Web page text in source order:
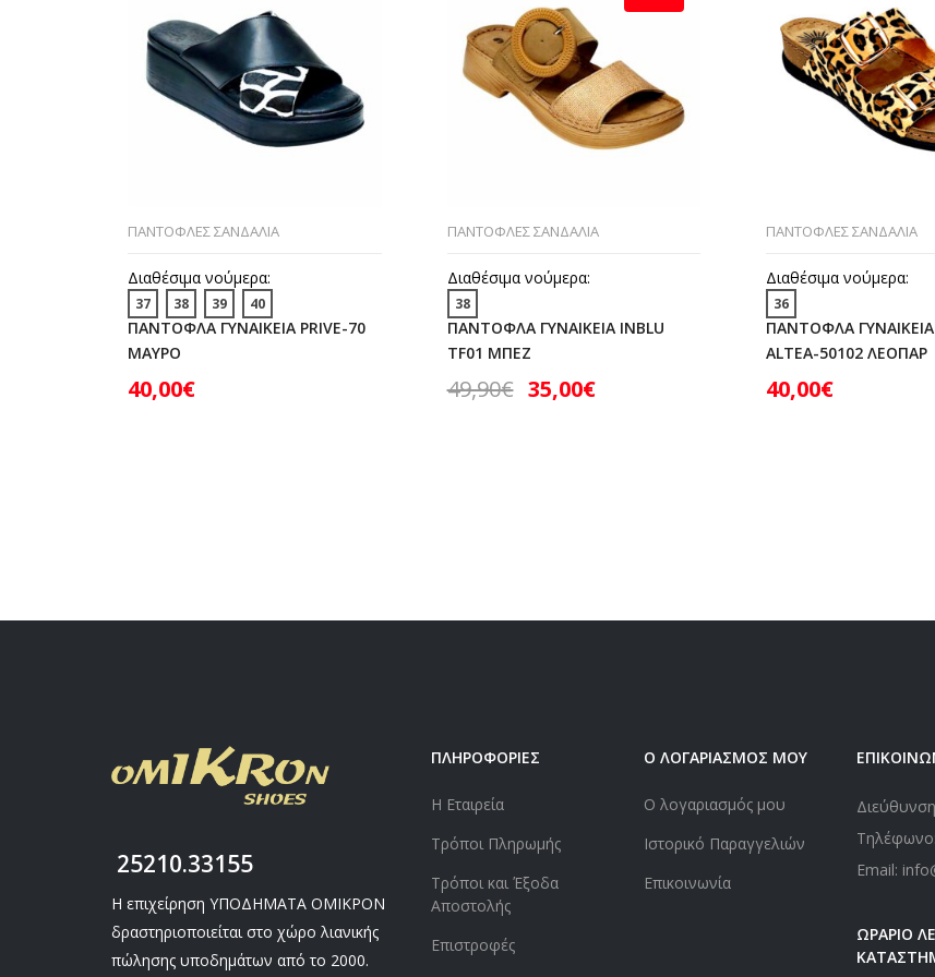
ΠΑΝΤΟΦΛΕΣ ΣΑΝΔΑΛΙΑ
Διαθέσιμα νούμερα:
37 38 39 40
ΠΑΝΤΟΦΛΑ ΓΥΝΑΙΚΕΙΑ PRIVE-70
ΜΑΥΡΟ
40,00€
ΠΑΝΤΟΦΛΕΣ ΣΑΝΔΑΛΙΑ
Διαθέσιμα νούμερα:
38
ΠΑΝΤΟΦΛΑ ΓΥΝΑΙΚΕΙΑ INBLU
TF01 ΜΠΕΖ
49,90€ 35,00€
ΠΑΝΤΟΦΛΕΣ ΣΑΝΔΑΛΙΑ
Διαθέσιμα νούμερα:
36
ΠΑΝΤΟΦΛΑ ΓΥΝΑΙΚΕΙΑ
ALTEA-50102 ΛΕΟΠΑΡ
40,00€
25210.33155
Η επιχείρηση ΥΠΟΔΗΜΑΤΑ ΟΜΙΚΡΟΝ
δραστηριοποιείται στο χώρο λιανικής
πώλησης υποδημάτων από το 2000.
ΠΛΗΡΟΦΟΡΙΕΣ
Η Εταιρεία
Τρόποι Πληρωμής
Τρόποι και Έξοδα
Αποστολής
Επιστροφές
Ο ΛΟΓΑΡΙΑΣΜΟΣ ΜΟΥ
Ο λογαριασμός μου
Ιστορικό Παραγγελιών
Επικοινωνία
Τηλέφωνο:
Email:
ΩΡΑΡΙΟ